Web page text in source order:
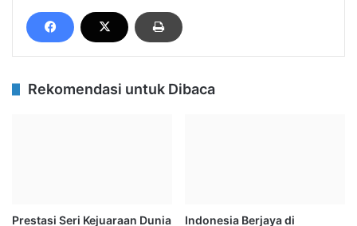
Rekomendasi untuk Dibaca
Prestasi Seri Kejuaraan Dunia
Indonesia Berjaya di